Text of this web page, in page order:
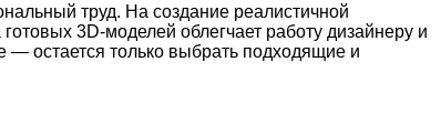
труд. На создание реалистичной
3D-моделей облегчает работу дизайнеру и
— остается только выбрать подходящие и